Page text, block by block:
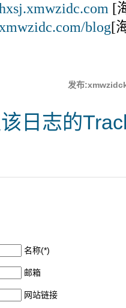
[
blog[
发布
日志的
名称(*)
邮箱
网站链接